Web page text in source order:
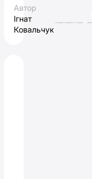
Автор
Ігнат
Ковальчук